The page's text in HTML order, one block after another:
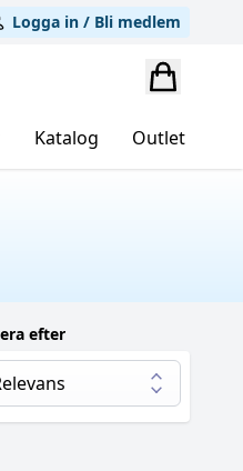
Logga in / Bli medlem
Katalog Outlet
efter